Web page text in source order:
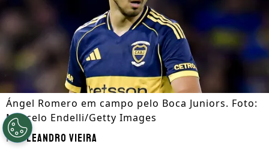
Ángel Romero em campo pelo Boca Juniors. Foto:
Marcelo Endelli/Getty Images
PorLeandro Vieira